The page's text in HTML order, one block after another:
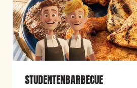
STUDENTENBARBECUE